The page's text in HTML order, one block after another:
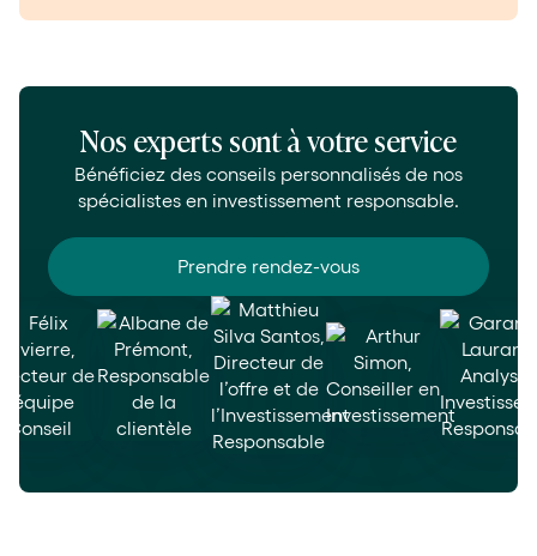
Nos experts sont à votre service
Bénéficiez des conseils personnalisés de nos
spécialistes en investissement responsable.
Prendre rendez-vous